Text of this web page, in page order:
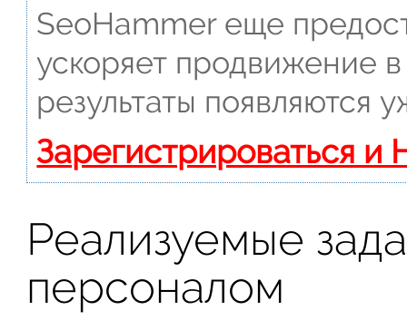
SeoHammer еще
ускоряет продвижение
результаты появляются
Зарегистрироваться и
Реализуемые
персоналом